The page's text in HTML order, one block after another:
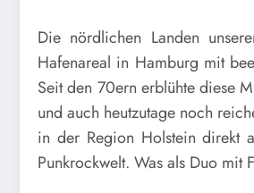
Die nördlichen Landen
Hafenareal in Hamburg mit
Seit den 70ern erblühte diese
und auch heutzutage noch
in der Region Holstein direkt
Punkrockwelt. Was als Duo